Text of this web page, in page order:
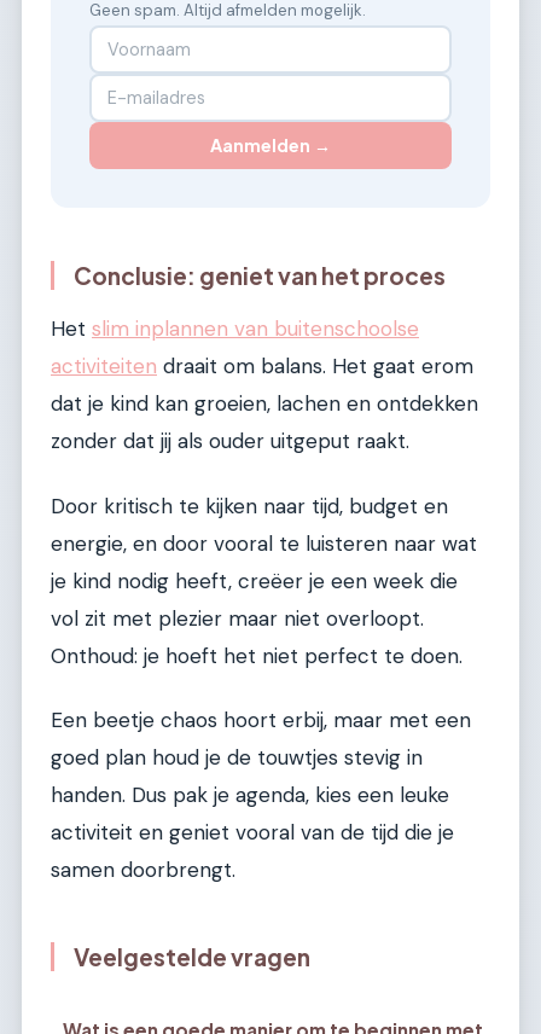
Geen spam. Altijd afmelden mogelijk.
Aanmelden →
Conclusie: geniet van het proces
Het slim inplannen van buitenschoolse
activiteiten draait om balans. Het gaat erom
dat je kind kan groeien, lachen en ontdekken
zonder dat jij als ouder uitgeput raakt.
Door kritisch te kijken naar tijd, budget en
energie, en door vooral te luisteren naar wat
je kind nodig heeft, creëer je een week die
vol zit met plezier maar niet overloopt.
Onthoud: je hoeft het niet perfect te doen.
Een beetje chaos hoort erbij, maar met een
goed plan houd je de touwtjes stevig in
handen. Dus pak je agenda, kies een leuke
activiteit en geniet vooral van de tijd die je
samen doorbrengt.
Veelgestelde vragen